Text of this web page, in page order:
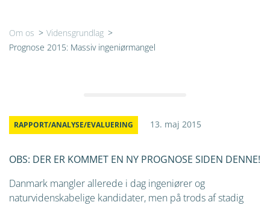
Om os > Vidensgrundlag >
Prognose 2015: Massiv ingeniørmangel
RAPPORT/ANALYSE/EVALUERING 13. maj 2015
OBS: DER ER KOMMET EN NY PROGNOSE SIDEN DENNE!
Danmark mangler allerede i dag ingeniører og
naturvidenskabelige kandidater, men på trods af stadig